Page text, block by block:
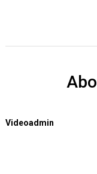
Videoadmin